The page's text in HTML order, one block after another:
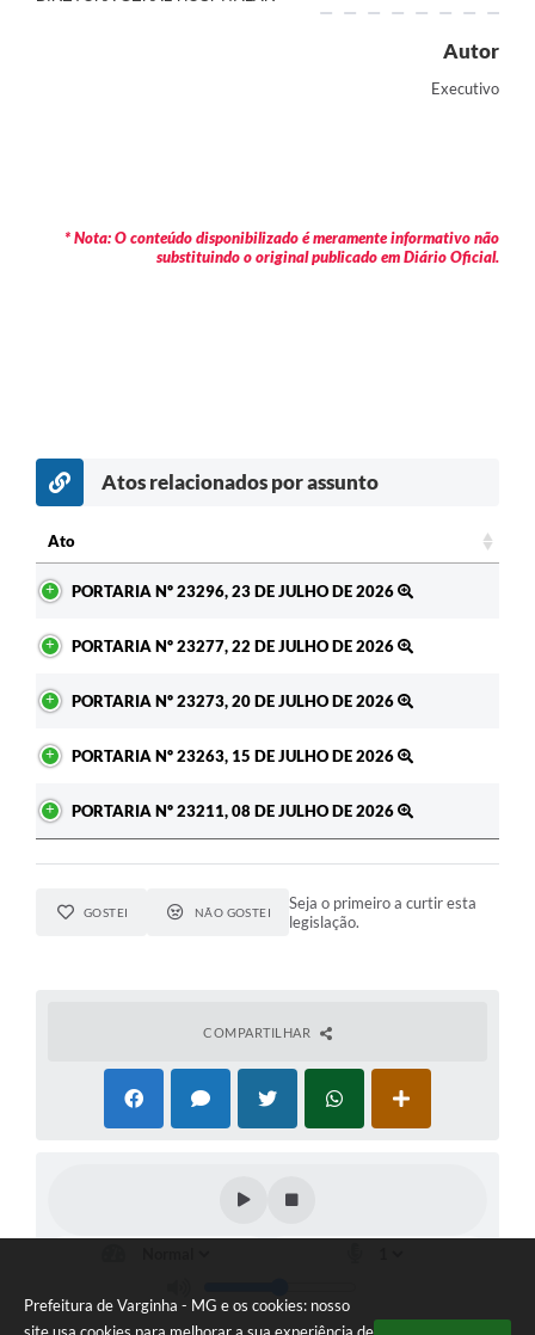
Prefeitura de Varginha - MG e os cookies: nosso
Autor
Executivo
* Nota: O conteúdo disponibilizado é meramente informativo não
substituindo o original publicado em Diário Oficial.
Atos relacionados por assunto
Ato
PORTARIA Nº 23296, 23 DE JULHO DE 2026
PORTARIA Nº 23277, 22 DE JULHO DE 2026
PORTARIA Nº 23273, 20 DE JULHO DE 2026
PORTARIA Nº 23263, 15 DE JULHO DE 2026
PORTARIA Nº 23211, 08 DE JULHO DE 2026
GOSTEI NÃO GOSTEI
Seja o primeiro a curtir esta
legislação.
COMPARTILHAR